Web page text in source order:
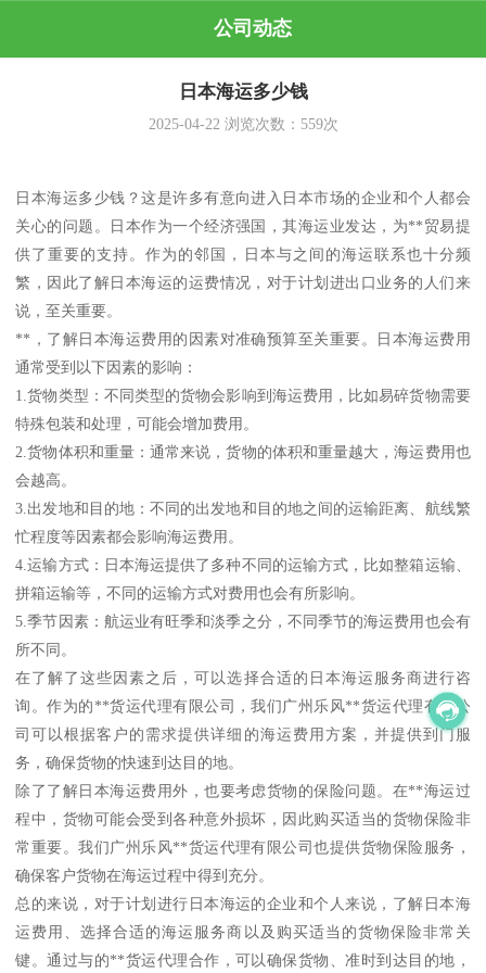
公司动态
日本海运多少钱
2025-04-22 浏览次数： 559次
日本海运多少钱？这是许多有意向进入日本市场的企业和个人都会
关心的问题。日本作为一个经济强国，其海运业发达，为**贸易提
供了重要的支持。作为的邻国，日本与之间的海运联系也十分频
繁，因此了解日本海运的运费情况，对于计划进出口业务的人们来
说，至关重要。
**，了解日本海运费用的因素对准确预算至关重要。日本海运费用
通常受到以下因素的影响：
1.货物类型：不同类型的货物会影响到海运费用，比如易碎货物需要
特殊包装和处理，可能会增加费用。
2.货物体积和重量：通常来说，货物的体积和重量越大，海运费用也
会越高。
3.出发地和目的地：不同的出发地和目的地之间的运输距离、航线繁
忙程度等因素都会影响海运费用。
4.运输方式：日本海运提供了多种不同的运输方式，比如整箱运输、
拼箱运输等，不同的运输方式对费用也会有所影响。
5.季节因素：航运业有旺季和淡季之分，不同季节的海运费用也会有
所不同。
在了解了这些因素之后，可以选择合适的日本海运服务商进行咨
询。作为的**货运代理有限公司，我们广州乐风**货运代理有限公
司可以根据客户的需求提供详细的海运费用方案，并提供到门服
务，确保货物的快速到达目的地。
除了了解日本海运费用外，也要考虑货物的保险问题。在**海运过
程中，货物可能会受到各种意外损坏，因此购买适当的货物保险非
常重要。我们广州乐风**货运代理有限公司也提供货物保险服务，
确保客户货物在海运过程中得到充分。
总的来说，对于计划进行日本海运的企业和个人来说，了解日本海
运费用、选择合适的海运服务商以及购买适当的货物保险非常关
键。通过与的**货运代理合作，可以确保货物、准时到达目的地，